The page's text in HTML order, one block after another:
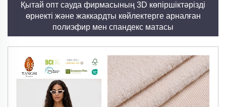
Қытай опт сауда фирмасының 3D көпіршіктәрізді
өрнекті және жаккардты көйлектерге арналған
полиэфир мен спандекс матасы